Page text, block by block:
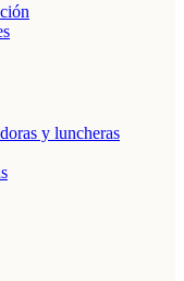
y luncheras